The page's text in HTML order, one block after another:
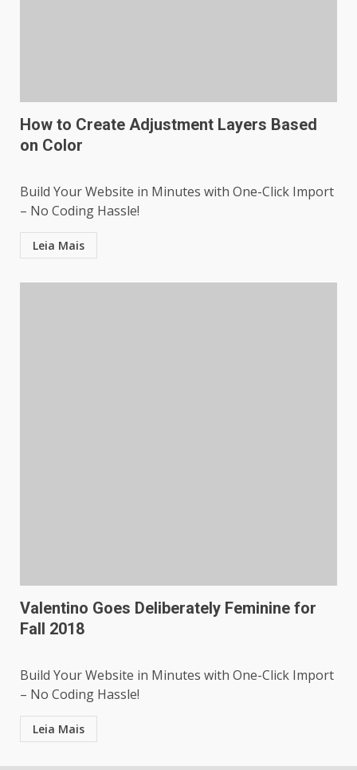
How to Create Adjustment Layers Based
on Color
Build Your Website in Minutes with One-Click Import
– No Coding Hassle!
Leia Mais
Valentino Goes Deliberately Feminine for
Fall 2018
Build Your Website in Minutes with One-Click Import
– No Coding Hassle!
Leia Mais